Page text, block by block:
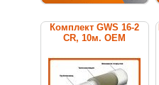
Комплект GWS 16-2
CR, 10м. ОЕМ